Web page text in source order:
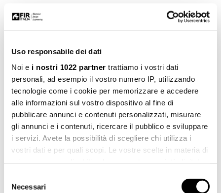
Uso responsabile dei dati
Noi e i nostri 1022 partner trattiamo i vostri dati
personali, ad esempio il vostro numero IP, utilizzando
tecnologie come i cookie per memorizzare e accedere
alle informazioni sul vostro dispositivo al fine di
pubblicare annunci e contenuti personalizzati, misurare
gli annunci e i contenuti, ricercare il pubblico e sviluppare
i servizi. Avete la possibilità di scegliere chi utilizza i
vostri dati e per quali scopi. Le vostre scelte in materia di
modificare o revocare il proprio consenso in qualsiasi
delNecessari
File 3d stl
Download
File 3d dwg